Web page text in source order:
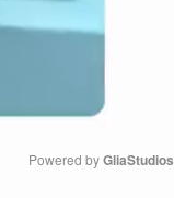
Powered by GliaStudios